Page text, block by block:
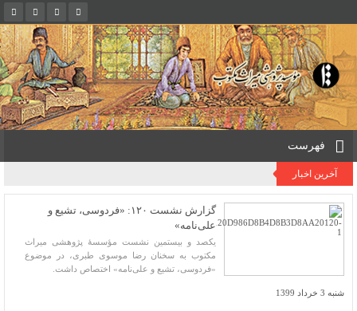
فهرست
آخرین اخبار
گزارش نشست ۱۲۰: «فردوسی، تشیع و
علی‌نامه»
یکصد و بیستمین نشست مؤسسۀ پژوهشی میراث
مکتوب به سخنان رضا موسوی طبری، در موضوع
«فردوسی، تشیع و علی‌نامه» اختصاص داشت.
شنبه 3 خرداد 1399